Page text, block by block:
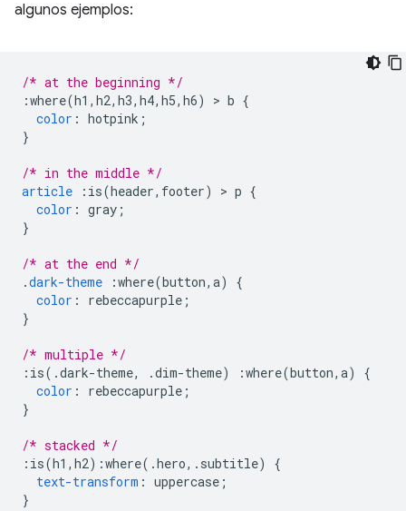
algunos ejemplos:
/* at the beginning */
:where(h1 , h2, h3, h4, h5, h6) > b {
color : hotpink ;
}
/* in the middle */
article
: is(header, footer) > p {
color : gray ;
}
/* at the end */
.dark-theme :where(button, a)
{
color : rebeccapurple ;
}
/* multiple */
: is(.dark-theme, .dim-theme) :where(button, a)
{
color : rebeccapurple ;
}
/* stacked */
: is(h1 , h2):where(.hero,. subtitle)
{
text-transform : uppercase ;
}